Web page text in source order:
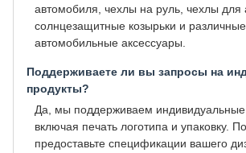
автомобиля, чехлы на руль, чехлы для
солнцезащитные козырьки и
автомобильные аксессуары.
Поддерживаете ли вы запросы на
продукты?
Да, мы поддерживаем индивидуальные
включая печать логотипа и упаковку.
предоставьте спецификации вашего